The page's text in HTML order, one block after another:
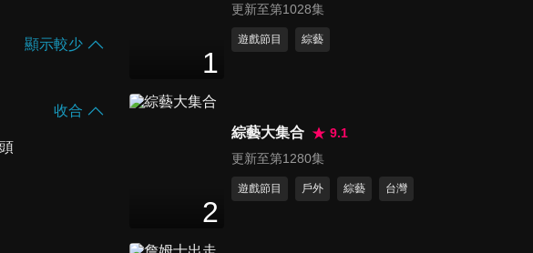
顯示較少
收合
72分鐘
第99集 男人就是欠罵!! 要管要
72 分鐘
1
更新至第1028集
遊戲節目 綜藝
2
綜藝大集合
9.1
更新至第1280集
遊戲節目 戶外 綜藝 台灣